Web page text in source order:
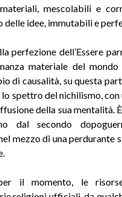
mescolabili e
delle idee, immutabili e
perfezione dell’Essere
materiale del mondo
di causalità, su questa
spettro del nichilismo, con
della sua mentalità.
dal secondo
mezzo di una perdurante
il momento, le